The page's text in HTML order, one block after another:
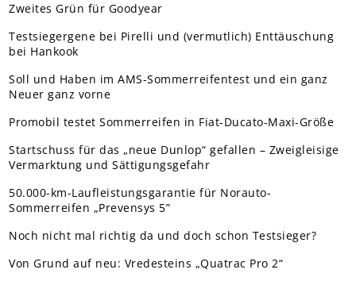
Zweites Grün für Goodyear
Testsiegergene bei Pirelli und (vermutlich) Enttäuschung
bei Hankook
Soll und Haben im AMS-Sommerreifentest und ein ganz
Neuer ganz vorne
Promobil testet Sommerreifen in Fiat-Ducato-Maxi-Größe
Startschuss für das „neue Dunlop“ gefallen – Zweigleisige
Vermarktung und Sättigungsgefahr
50.000-km-Laufleistungsgarantie für Norauto-
Sommerreifen „Prevensys 5”
Noch nicht mal richtig da und doch schon Testsieger?
Von Grund auf neu: Vredesteins „Quatrac Pro 2“